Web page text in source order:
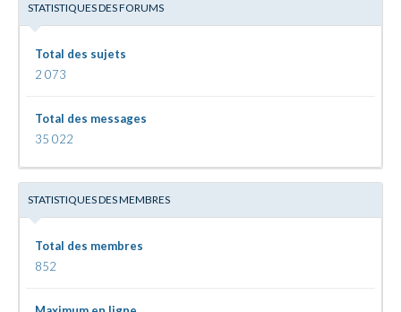
STATISTIQUES DES FORUMS
Total des sujets
2 073
Total des messages
35 022
STATISTIQUES DES MEMBRES
Total des membres
852